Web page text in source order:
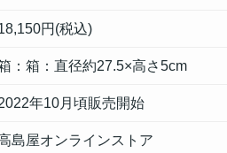
円(税込)
：箱：直径約27.5×高さ5cm
年10月頃販売開始
島屋オンラインストア